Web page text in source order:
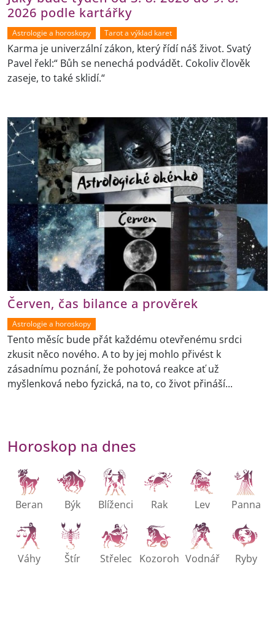
2026 podle kartářky
Astrologie a horoskopy Tarot a výklad karet
Karma je univerzální zákon, který řídí náš život. Svatý
Pavel řekl:“ Bůh se nenechá podvádět. Cokoliv člověk
zaseje, to také sklidí.“
Červen, čas bilance a prověrek
Astrologie a horoskopy
Tento měsíc bude přát každému otevřenému srdci
zkusit něco nového. A to by jej mohlo přivést k
zásadnímu poznání, že pohotová reakce ať už
myšlenková nebo fyzická, na to, co život přináší...
Horoskop na dnes
Beran Býk Blíženci Rak Lev Panna
Váhy Štír Střelec Kozoroh Vodnář Ryby